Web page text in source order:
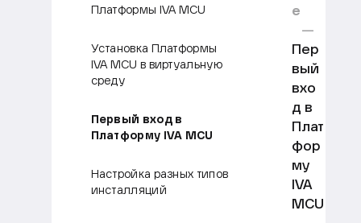
Платформы IVA MCU
Установка Платформы
IVA MCU в виртуальную
среду
Первый вход в
Платформу IVA MCU
Настройка разных типов
инсталляций
е
Пер
вый
вхо
д в
Плат
фор
му
IVA
MCU